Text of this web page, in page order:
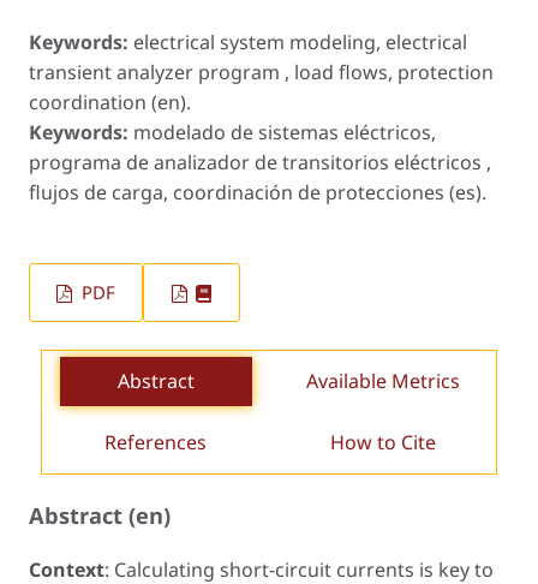
Keywords: electrical system modeling, electrical
transient analyzer program , load flows, protection
coordination (en).
Keywords: modelado de sistemas eléctricos,
programa de analizador de transitorios eléctricos ,
flujos de carga, coordinación de protecciones (es).
PDF
Abstract Available Metrics
References How to Cite
Abstract (en)
Context: Calculating short-circuit currents is key to